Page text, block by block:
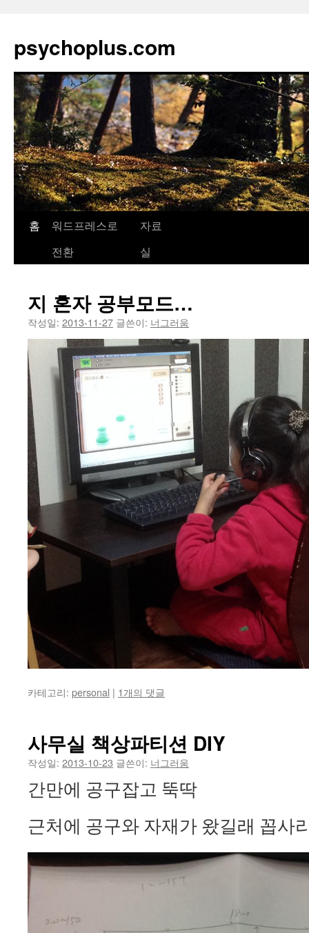
psychoplus.com
컨
로
건
너
뛰
홈
워드프레스로
전환
자료
실
지 혼자 공부모드…
작성일: 2013-11-27 글쓴이: 너그러움
카테고리: personal | 1개의 댓글
사무실 책상파티션 DIY
작성일: 2013-10-23 글쓴이: 너그러움
간만에 공구잡고 뚝딱
근처에 공구와 자재가 왔길래 꼽사